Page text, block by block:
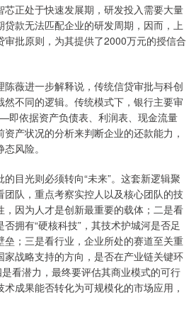
正处于快速发展期，研发投入需要大量
贷款无法匹配企业的研发周期，因而，上
批原则，为其提供了2000万元的授信合
薇进一步解释说，传统信贷审批与科创
不同的逻辑。传统模式下，银行主要审
即依据资产负债表、利润表、现金流量
产状况的分析来判断企业的还款能力，
风险。
目光则必须转向“未来”。这套新逻辑聚
队，重点考察实控人以及核心团队的技
因为人才是创新最重要的载体；二是看
拥有“硬核科技”，其技术护城河是否足
；三是看行业，企业所处的赛道至关重
战略支持的方向，是否在产业链关键环
看潜力，最终要评估其商业模式的可行
成果能否转化为可规模化的市场应用，